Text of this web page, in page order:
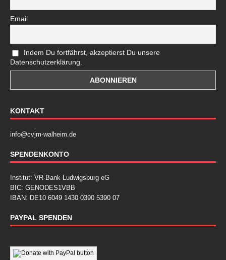
Email
Indem Du fortfährst, akzeptierst Du unsere
Datenschutzerklärung.
KONTAKT
info@cvjm-walheim.de
SPENDENKONTO
Institut: VR-Bank Ludwigsburg eG
BIC: GENODES1VBB
IBAN: DE10 6049 1430 0390 5390 07
PAYPAL SPENDEN